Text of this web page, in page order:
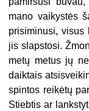
mano vaikystės
prisiminusi, visus
jis slapstosi.
metų metus jų
daiktais
spintos reikėtų
Stiebtis ar